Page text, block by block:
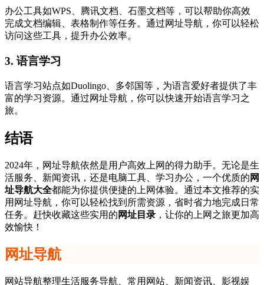
办公工具如WPS、腾讯文档、石墨文档等，可以帮助你高效
完成文档编辑、表格制作等任务。通过网址导航，你可以轻松
访问这些工具，提升办公效率。
3. 语言学习
语言学习站点如Duolingo、多邻国等，为语言爱好者提供了丰
富的学习资源。通过网址导航，你可以快速开始语言学习之
旅。
结语
2024年，网址导航依然是用户高效上网的得力助手。无论是生
活服务、新闻资讯，还是电脑工具、学习办公，一个优质的 网
址导航大全都能为你提供便捷的上网体验。通过本文推荐的实
用网址导航，你可以轻松找到所需资源，省时省力地完成日常
任务。赶快收藏这些实用的 网址目录 ，让你的上网之旅更加高
效愉快！
网址导航
网站导航整理生活服务导航、常用网站、新闻资讯、影视娱